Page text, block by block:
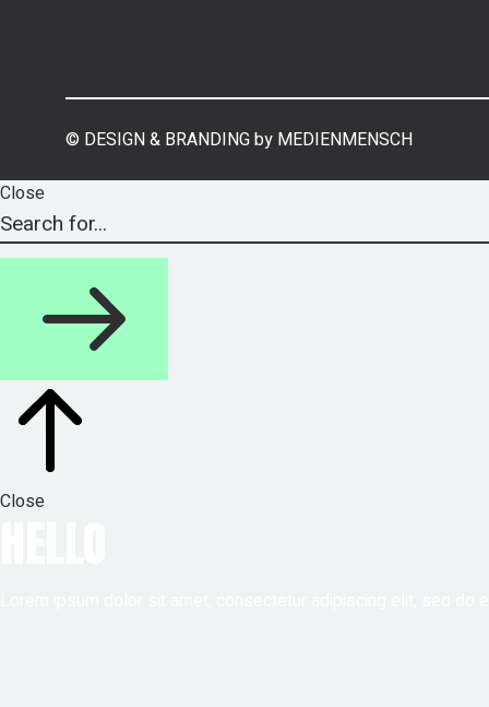
© DESIGN & BRANDING by MEDIENMENSCH
Close
Close